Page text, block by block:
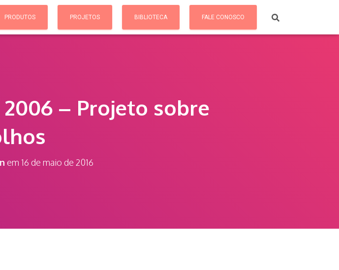
PRODUTOS PROJETOS BIBLIOTECA FALE CONOSCO
2006 – Projeto sobre
em 16 de maio de 2016